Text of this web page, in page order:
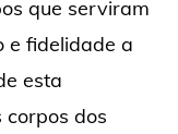
que serviram
e fidelidade a
esta
dos